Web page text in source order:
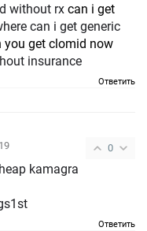
without rx can i get
can i get generic
you get clomid now
insurance
Ответить
0
kamagra
Ответить